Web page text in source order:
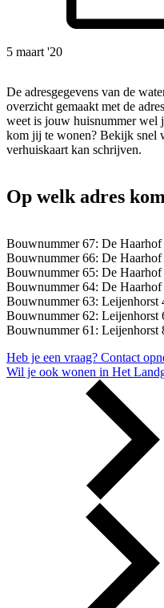
5 maart '20
De adresgegevens van de
overzicht gemaakt met de adresgegevens per bouwnummer. Wie
weet is jouw huisnummer wel je geluksgetal? Op welk
kom jij te wonen? Bekijk snel welk
verhuiskaart kan schrijven.
Op welk adres
Bouwnummer 67: De Haarhof
Bouwnummer 66: De Haarhof
Bouwnummer 65: De
Bouwnummer 64: De Haarhof
Bouwnummer 62: Leijenhorst
Bouwnummer 61: Leijenhorst
Heb je een vraag? Contact
Wil je ook wonen in Het